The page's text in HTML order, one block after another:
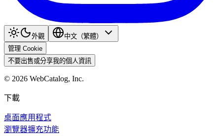
外觀
中文（繁體）
管理 Cookie
不要出售或分享我的個人資訊
© 2026 WebCatalog, Inc.
下載
桌面應用程式
瀏覽器擴充功能